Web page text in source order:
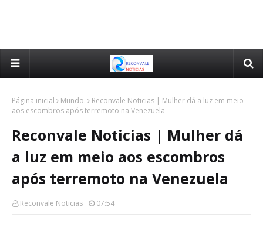
Página inicial Mundo.
Reconvale Noticias | Mulher dá a luz em meio
aos escombros após terremoto na Venezuela
Reconvale Noticias | Mulher dá
a luz em meio aos escombros
após terremoto na Venezuela
Reconvale Noticias 07:54